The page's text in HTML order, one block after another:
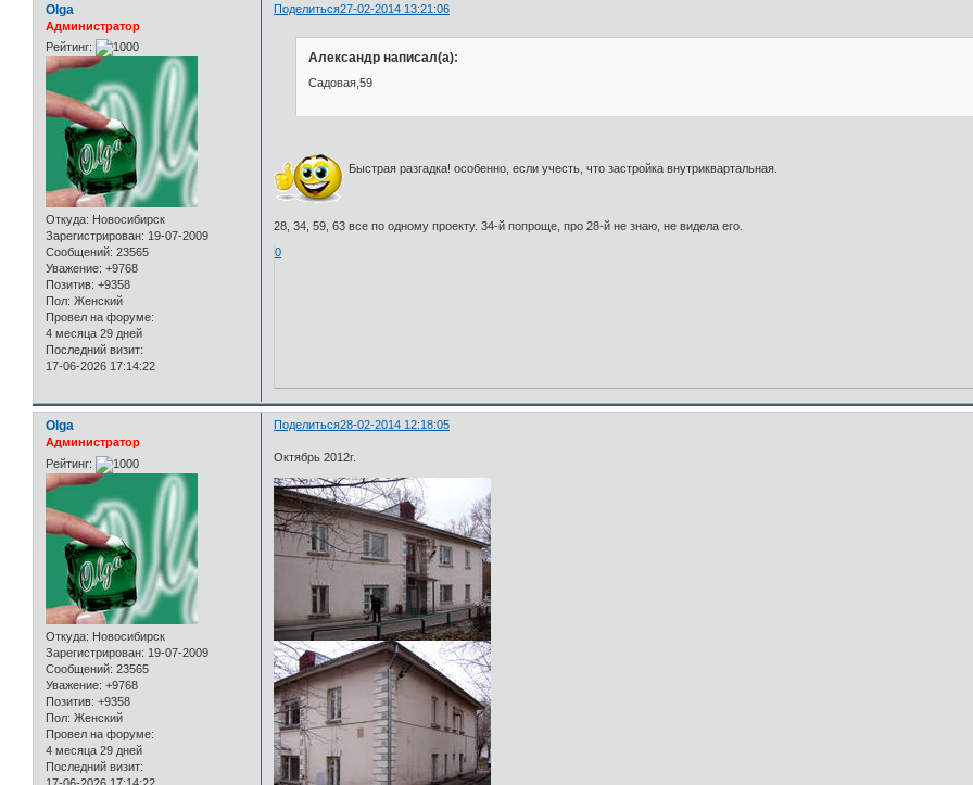
Поделиться27-02-2014 13:21:06
Olga
Администратор
Рейтинг:
Откуда: Новосибирск
Зарегистрирован: 19-07-2009
Сообщений: 23565
Уважение: +9768
Позитив: +9358
Пол: Женский
Провел на форуме:
4 месяца 29 дней
Последний визит:
17-06-2026 17:14:22
Александр написал(а):
Садовая,59
Быстрая разгадка! особенно, если учесть, что застройка внутриквартальная.
28, 34, 59, 63 все по одному проекту. 34-й попроще, про 28-й не знаю, не видела его.
0
Поделиться28-02-2014 12:18:05
Olga
Администратор
Рейтинг:
Откуда: Новосибирск
Зарегистрирован: 19-07-2009
Сообщений: 23565
Уважение: +9768
Позитив: +9358
Пол: Женский
Провел на форуме:
4 месяца 29 дней
Последний визит:
17-06-2026 17:14:22
Октябрь 2012г.